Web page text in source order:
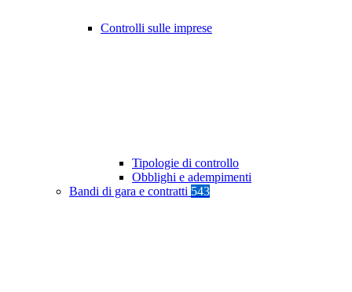
Controlli sulle imprese
Tipologie di controllo
Obblighi e adempimenti
Bandi di gara e contratti 543